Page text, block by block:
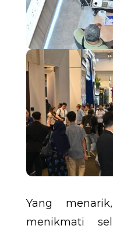
Yang
menikmati